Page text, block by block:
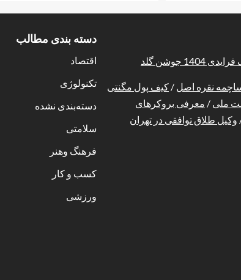
دسته بندی مطالب
اقتصاد
تکنولوژی
دسته‌بندی نشده
سلامتی
فرهنگ وهنر
کسب و کار
ورزشی
1404 جوشن گلد
نقره اصل / کیف پول مگنتی
ملی / معرفی بروکرهای
وکیل طلاق توافقی در تهران